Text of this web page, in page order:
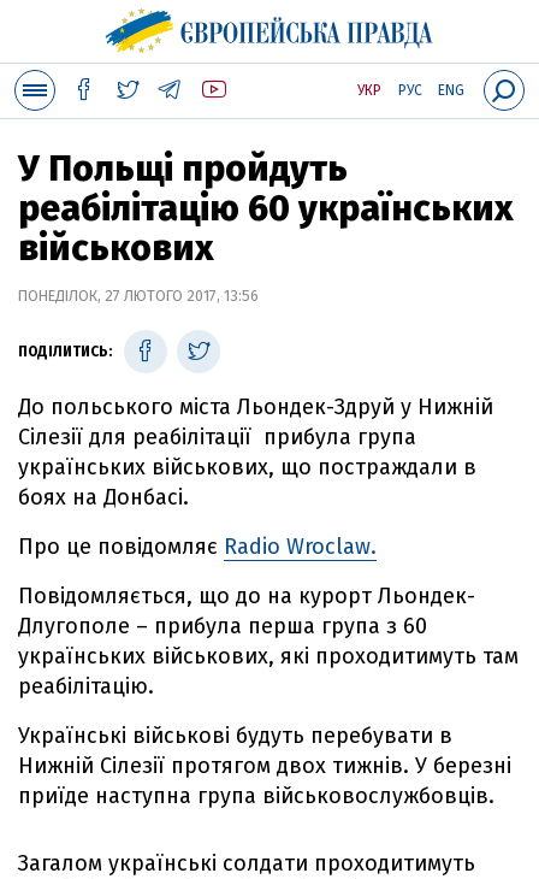
УКР РУС ENG
У Польщі пройдуть
реабілітацію 60 українських
військових
ПОНЕДІЛОК, 27 ЛЮТОГО 2017, 13:56
ПОДІЛИТИСЬ:
До польського міста Льондек-Здруй у Нижній
Сілезії для реабілітації прибула група
українських військових, що постраждали в
боях на Донбасі.
Про це повідомляє Radio Wroclaw.
Повідомляється, що до на курорт Льондек-
Длугополе – прибула перша група з 60
українських військових, які проходитимуть там
реабілітацію.
Українські військові будуть перебувати в
Нижній Сілезії протягом двох тижнів. У березні
приїде наступна група військовослужбовців.
Загалом українські солдати проходитимуть